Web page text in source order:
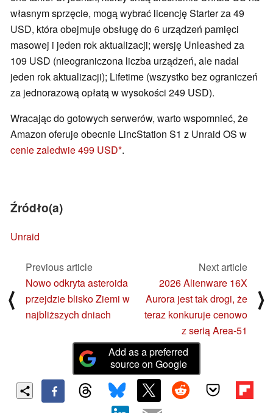
własnym sprzęcie, mogą wybrać licencję Starter za 49
USD, która obejmuje obsługę do 6 urządzeń pamięci
masowej i jeden rok aktualizacji; wersję Unleashed za
109 USD (nieograniczona liczba urządzeń, ale nadal
jeden rok aktualizacji); Lifetime (wszystko bez ograniczeń
za jednorazową opłatą w wysokości 249 USD).
Wracając do gotowych serwerów, warto wspomnieć, że
Amazon oferuje obecnie LincStation S1 z Unraid OS w
cenie zaledwie 499 USD .
Źródło(a)
Unraid
⟨
Previous article
Nowo odkryta asteroida
przejdzie blisko Ziemi w
najbliższych dniach
Next article
2026 Alienware 16X
Aurora jest tak drogi, że
teraz konkuruje cenowo
z serią Area-51
⟩
Add as a preferred
source on Google